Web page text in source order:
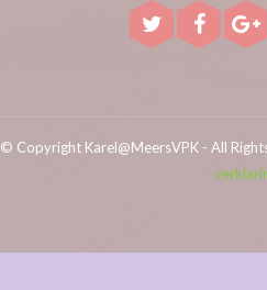
© Copyright Karel@MeersVPK - All